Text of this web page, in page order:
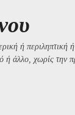
ή
άλλο, χωρίς την